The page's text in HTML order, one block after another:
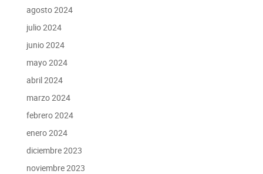
agosto 2024
julio 2024
junio 2024
mayo 2024
abril 2024
marzo 2024
febrero 2024
enero 2024
diciembre 2023
noviembre 2023